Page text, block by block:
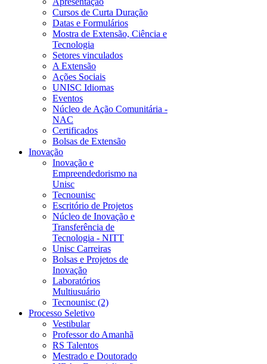
Cursos de Curta Duração
Datas e Formulários
Mostra de Extensão, Ciência e
Tecnologia
Setores vinculados
A Extensão
Ações Sociais
UNISC Idiomas
Eventos
Núcleo de Ação Comunitária -
NAC
Certificados
Bolsas de Extensão
Inovação
Inovação e
Empreendedorismo na
Unisc
Tecnounisc
Escritório de Projetos
Núcleo de Inovação e
Transferência de
Tecnologia - NITT
Unisc Carreiras
Bolsas e Projetos de
Inovação
Laboratórios
Multiusuário
Tecnounisc (2)
Processo Seletivo
Vestibular
Professor do Amanhã
RS Talentos
Mestrado e Doutorado